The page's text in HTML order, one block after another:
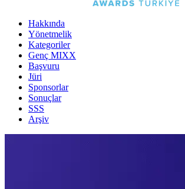
Hakkında
Yönetmelik
Kategoriler
Genç MIXX
Başvuru
Jüri
Sponsorlar
Sonuçlar
SSS
Arşiv